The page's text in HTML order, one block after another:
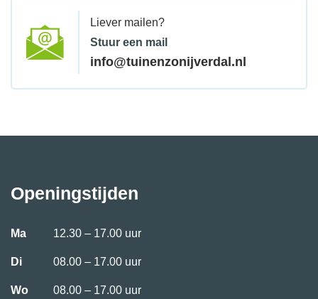
Liever mailen?
Stuur een mail
info@tuinenzonijverdal.nl
Openingstijden
Ma 12.30 – 17.00 uur
Di 08.00 – 17.00 uur
Wo 08.00 – 17.00 uur